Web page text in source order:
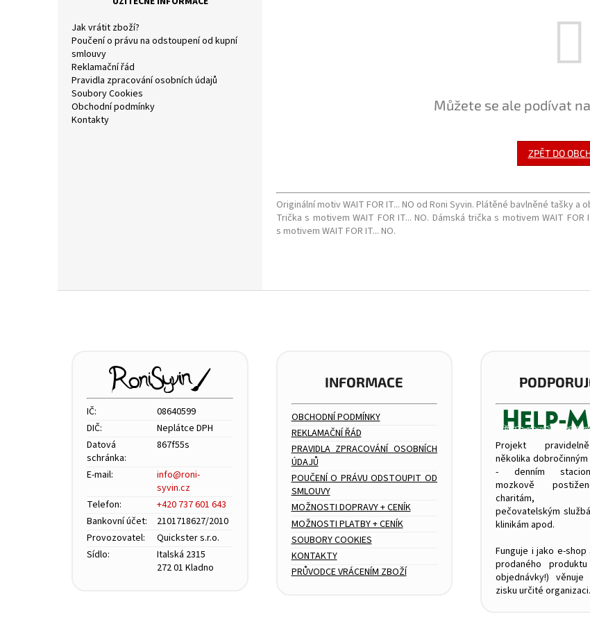
Jak vrátit zboží?
Poučení o právu na odstoupení od kupní
smlouvy
Reklamační řád
Pravidla zpracování osobních údajů
Soubory Cookies
Obchodní podmínky
Kontakty
Můžete se ale podívat
ZPĚT DO
Originální motiv WAIT FOR IT... NO od Roni Syvin. Plátěné bavlněné tašky a
Trička s motivem WAIT FOR IT... NO. Dámská trička s motivem WAIT
s motivem WAIT FOR IT... NO.
IČ:
08640599
DIČ:
Neplátce DPH
Datová
schránka:
867f55s
E-mail:
info@roni-
syvin.cz
Telefon:
+420 737 601 643
Bankovní účet:
2101718627/2010
Provozovatel:
Quickster s.r.o.
Sídlo:
Italská 2315
272 01 Kladno
INFORMACE
OBCHODNÍ PODMÍNKY
REKLAMAČNÍ ŘÁD
PRAVIDLA ZPRACOVÁNÍ OSOBNÍCH
ÚDAJŮ
POUČENÍ O PRÁVU ODSTOUPIT OD
SMLOUVY
MOŽNOSTI DOPRAVY + CENÍK
MOŽNOSTI PLATBY + CENÍK
SOUBORY COOKIES
KONTAKTY
PRŮVODCE VRÁCENÍM ZBOŽÍ
Projekt
několika
- denním
mozkově
charitám,
pečovatelským
klinikám apod.
Funguje i jako e-
prodaného
objednávky!)
zisku určité organizaci.